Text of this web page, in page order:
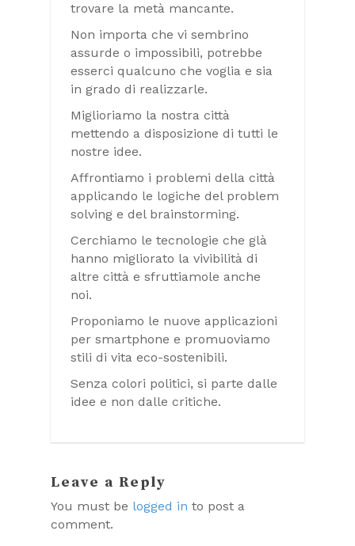
trovare la metà mancante.
Non importa che vi sembrino
assurde o impossibili, potrebbe
esserci qualcuno che voglia e sia
in grado di realizzarle.
Miglioriamo la nostra città
mettendo a disposizione di tutti le
nostre idee.
Affrontiamo i problemi della città
applicando le logiche del problem
solving e del brainstorming.
Cerchiamo le tecnologie che glà
hanno migliorato la vivibilità di
altre città e sfruttiamole anche
noi.
Proponiamo le nuove applicazioni
per smartphone e promuoviamo
stili di vita eco-sostenibili.
Senza colori politici, si parte dalle
idee e non dalle critiche.
Leave a Reply
You must be logged in to post a
comment.